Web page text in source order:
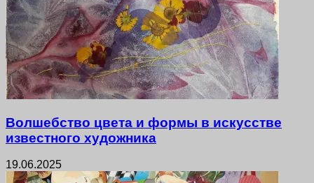
Волшебство цвета и формы в искусстве
известного художника
19.06.2025